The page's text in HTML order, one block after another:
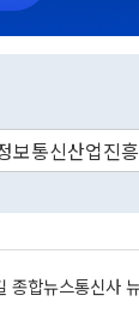
보통신산업진
종합뉴스통신